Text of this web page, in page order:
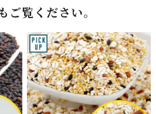
ご覧ください。